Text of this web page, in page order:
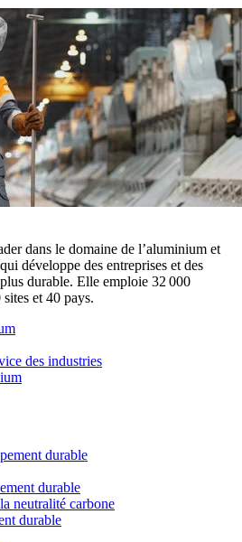
dans le domaine de l’aluminium et
développe des entreprises et des
durable. Elle emploie 32 000
et 40 pays.
des industries
durable
durable
neutralité carbone
durable